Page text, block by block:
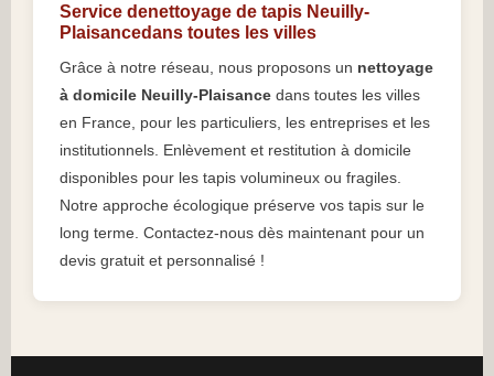
Service denettoyage de tapis Neuilly-
Plaisancedans toutes les villes
Grâce à notre réseau, nous proposons un nettoyage
à domicile Neuilly-Plaisance dans toutes les villes
en France, pour les particuliers, les entreprises et les
institutionnels. Enlèvement et restitution à domicile
disponibles pour les tapis volumineux ou fragiles.
Notre approche écologique préserve vos tapis sur le
long terme. Contactez-nous dès maintenant pour un
devis gratuit et personnalisé !